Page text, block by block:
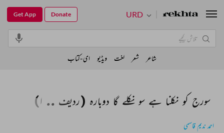
سورج کو نکلنا ہے سو نکلے گا دوبارہ (ردیف .. ا)
احمد ندیم قاسمی
URD
Get App Donate
شاعر شعر لغت ویڈیو ای-کتاب